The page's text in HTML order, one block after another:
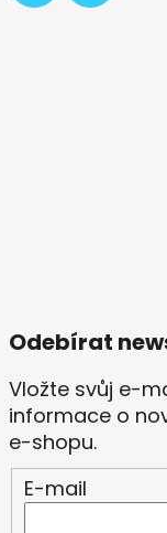
Odebírat
Vložte svůj e-
informace o
e-shopu.
E-mail